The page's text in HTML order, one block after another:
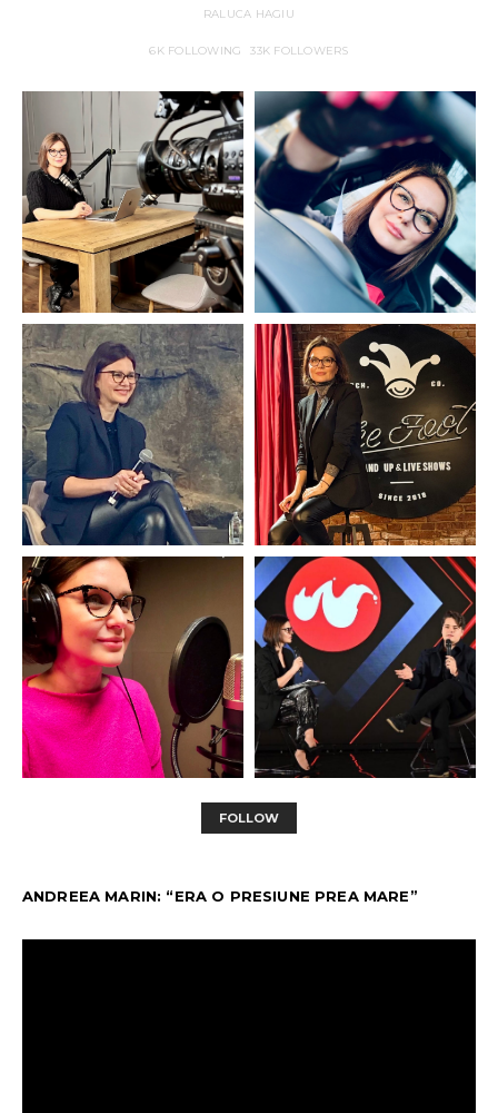
RALUCA HAGIU
6K FOLLOWING 33K FOLLOWERS
FOLLOW
ANDREEA MARIN: “ERA O PRESIUNE PREA MARE”